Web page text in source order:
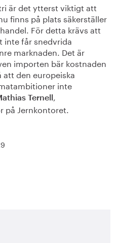
är det ytterst viktigt att
finns på plats säkerställer
För detta krävs att
får snedvrida
marknaden. Det är
importen bär kostnaden
den europeiska
inte
Ternell
,
på Jernkontoret.